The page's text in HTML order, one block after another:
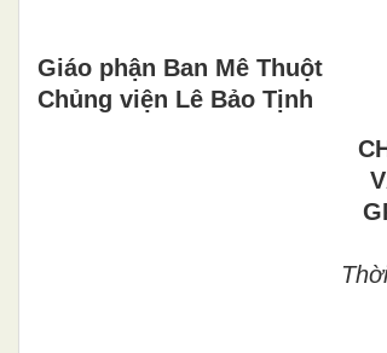
Giáo phận Ban Mê Thuột
Chủng viện Lê Bảo Tịnh